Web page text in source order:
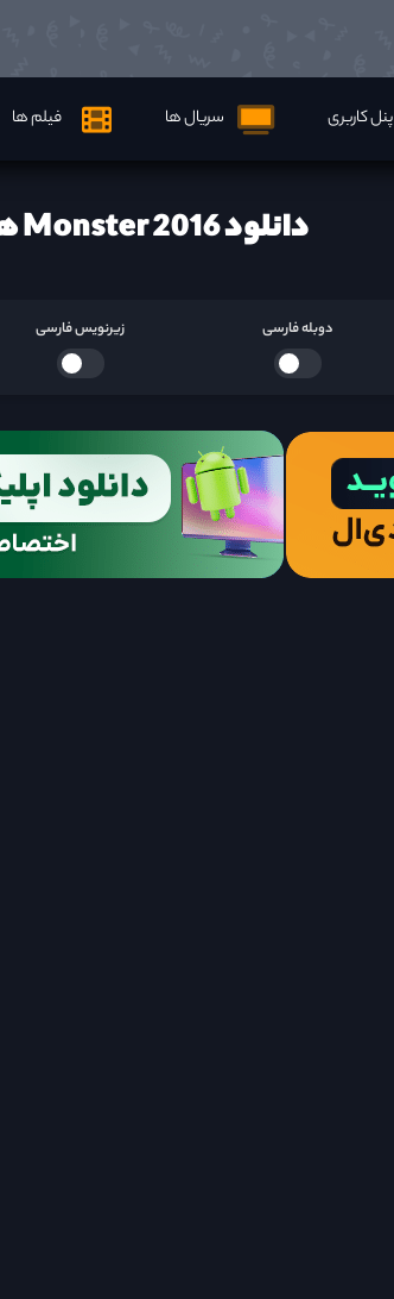
پنل کاربری سریال ها فیلم ها
دانلود Monster 2016 ها
دوبله فارسی زیرنویس فارسی